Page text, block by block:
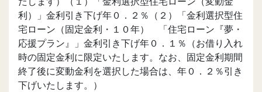
利）」金利引き下げ年０．２％（２）「金利選択型住
宅ローン（固定金利・１０年） 「住宅ローン『夢・
応援プラン』」金利引き下げ年０．１％（お借り入れ
時の固定金利に限定いたします。なお、固定金利期間
終了後に変動金利を選択した場合は、年０．２％引き
下げいたします。）